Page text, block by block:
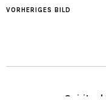
VORHERIGES BILD
Spiritual